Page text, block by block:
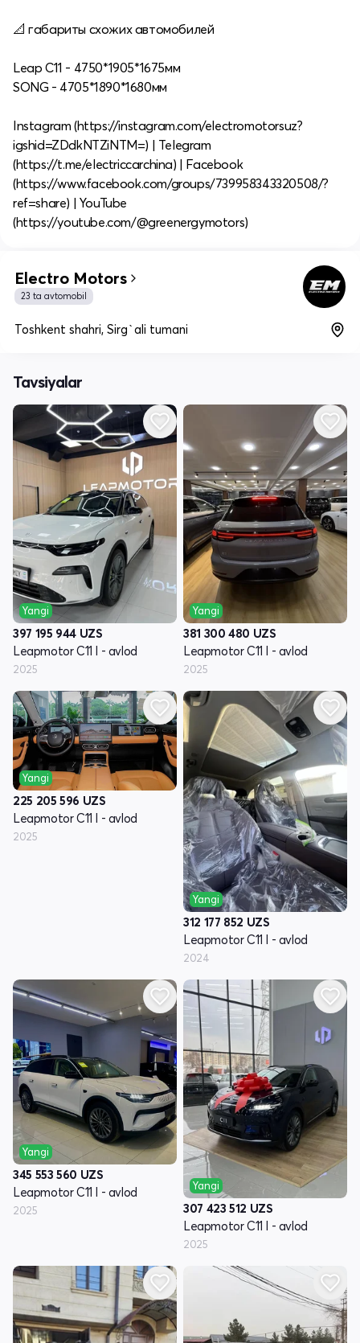
📐 габариты схожих автомобилей
Leap C11 - 4750*1905*1675мм
SONG - 4705*1890*1680мм
Instagram (https://instagram.com/electromotorsuz?
igshid=ZDdkNTZiNTM=) | Telegram
(https://t.me/electriccarchina) | Facebook
(https://www.facebook.com/groups/739958343320508/?
ref=share) | YouTube
(https://youtube.com/@greenergymotors)
Electro Motors
23 ta avtomobil
Toshkent shahri, Sirg`ali tumani
Tavsiyalar
Yangi
397 195 944 UZS
Leapmotor C11 I - avlod
2025
Yangi
381 300 480 UZS
Leapmotor C11 I - avlod
2025
Yangi
225 205 596 UZS
Leapmotor C11 I - avlod
2025
Yangi
312 177 852 UZS
Leapmotor C11 I - avlod
2024
Yangi
345 553 560 UZS
Leapmotor C11 I - avlod
2025
Yangi
307 423 512 UZS
Leapmotor C11 I - avlod
2025